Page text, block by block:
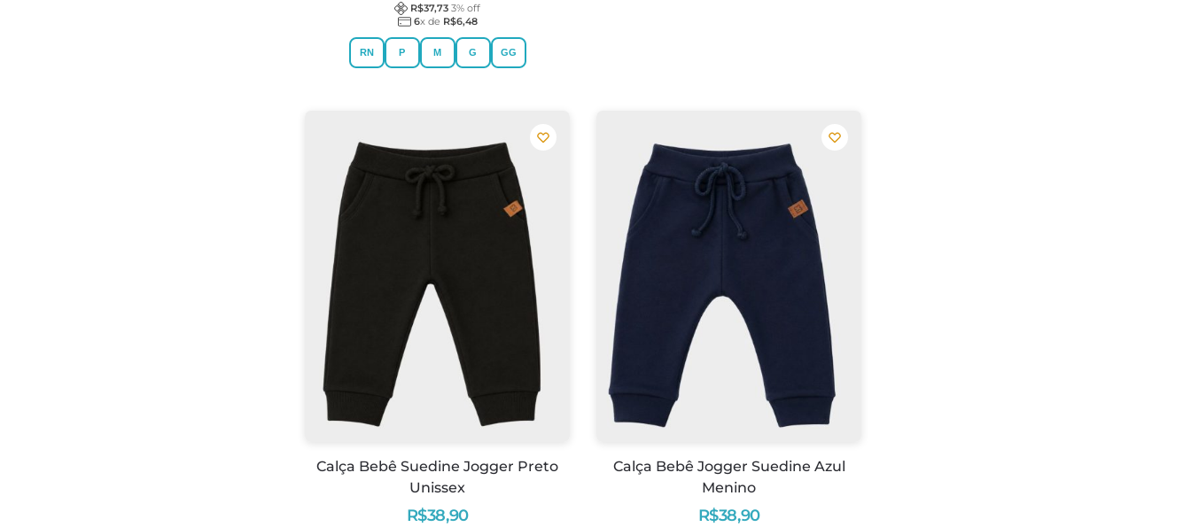
R$37,73 3% off
6x de R$6,48
RN P M G GG
Calça Bebê Suedine Jogger Preto
Unissex
R$38,90
Calça Bebê Jogger Suedine Azul
Menino
R$38,90